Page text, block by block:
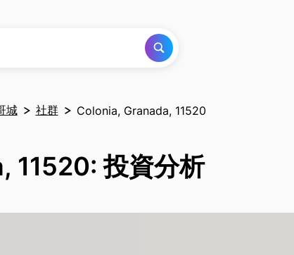
城 社群 Colonia, Granada, 11520
11520: 投資分析